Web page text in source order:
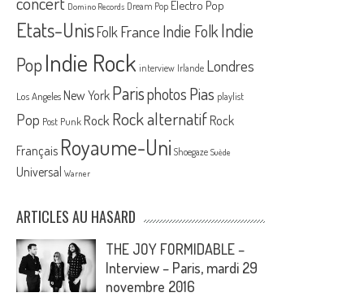
Domino Records Dream Pop Electro Pop
Etats-UnisFolk France Indie FolkIndie
PopIndie Rock interview Irlande Londres
Los Angeles New York Parisphotos Pias playlist
Pop Post Punk Rock Rock alternatif Rock
Français Royaume-Uni Shoegaze Suède
Universal Warner
ARTICLES AU HASARD
THE JOY FORMIDABLE –
Interview – Paris, mardi 29
novembre 2016